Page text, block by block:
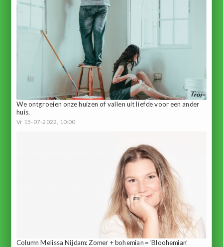
We ontgroeien onze huizen of vallen uit liefde voor een ander
huis.
Vr 15-07-2022, 10:00
Column Melissa Nijdam: Zomer + bohemian = ‘Bloohemian’